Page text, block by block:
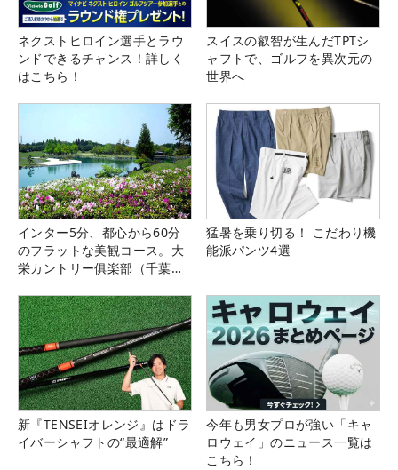
ネクストヒロイン選手とラウ
ンドできるチャンス！詳しく
はこちら！
スイスの叡智が生んだTPTシ
ャフトで、ゴルフを異次元の
世界へ
インター5分、都心から60分
のフラットな美観コース。大
栄カントリー俱楽部（千葉
猛暑を乗り切る！ こだわり機
能派パンツ4選
新『TENSEIオレンジ』はドラ
イバーシャフトの“最適解”
今年も男女プロが強い「キャ
ロウェイ」のニュース一覧は
こちら！